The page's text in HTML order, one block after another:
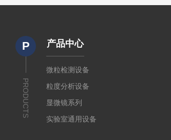
P
PRODUCTS
产品中心
微粒检测设备
粒度分析设备
显微镜系列
实验室通用设备